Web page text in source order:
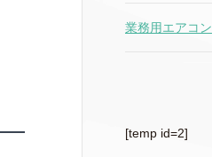
業務用エアコン
[temp id=2]